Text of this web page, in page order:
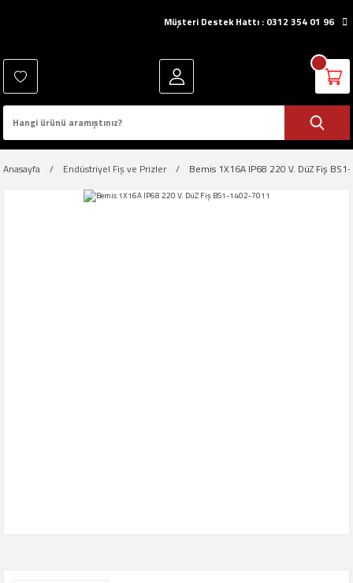
Müşteri Destek Hattı : 0312 354 01 96
Anasayfa Endüstriyel Fiş ve Prizler Bemis 1X16A IP68 220 V. DüZ Fiş